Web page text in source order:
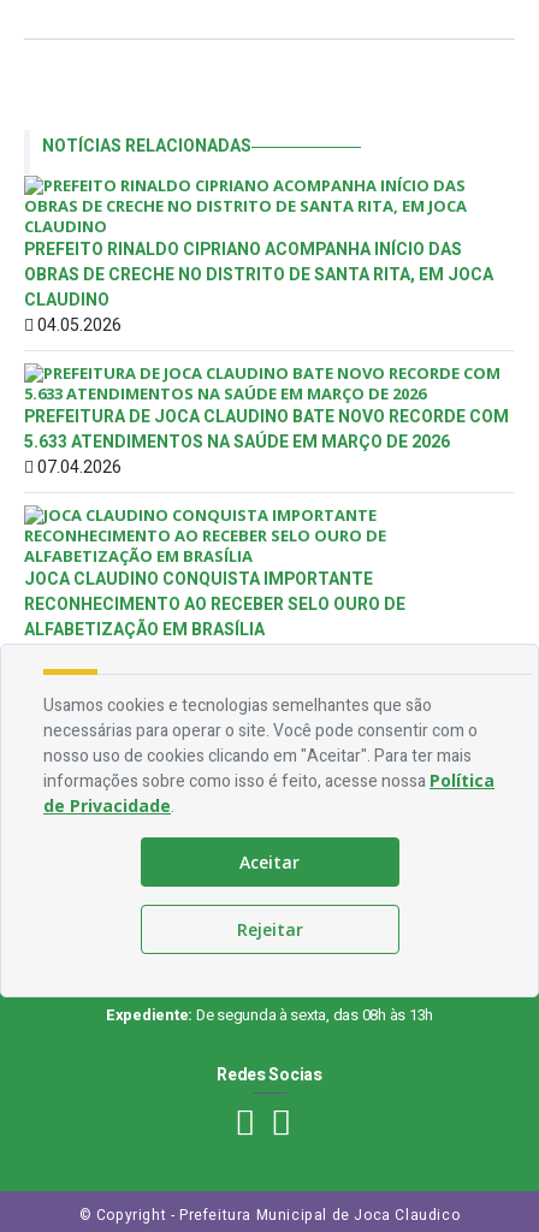
NOTÍCIAS RELACIONADAS
PREFEITO RINALDO CIPRIANO ACOMPANHA INÍCIO DAS
OBRAS DE CRECHE NO DISTRITO DE SANTA RITA, EM JOCA
CLAUDINO
04.05.2026
PREFEITURA DE JOCA CLAUDINO BATE NOVO RECORDE COM
5.633 ATENDIMENTOS NA SAÚDE EM MARÇO DE 2026
07.04.2026
JOCA CLAUDINO CONQUISTA IMPORTANTE
RECONHECIMENTO AO RECEBER SELO OURO DE
ALFABETIZAÇÃO EM BRASÍLIA
Endereço
Rua Francisca Claudino Fernandes, 01 - Centro - CEP 58.928-000
Contato
Email:
ouvidoria@jocaclaudino.pb.gov.br
Expediente: De segunda à sexta, das 08h às 13h
Redes Socias
© Copyright - Prefeitura Municipal de Joca Claudico
Usamos cookies e tecnologias semelhantes que são
necessárias para operar o site. Você pode consentir com o
nosso uso de cookies clicando em "Aceitar". Para ter mais
informações sobre como isso é feito, acesse nossa Política
de Privacidade.
Aceitar
Rejeitar